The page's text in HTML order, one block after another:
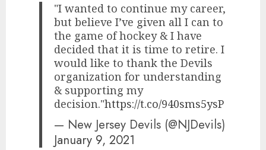
"I wanted to continue my career,
but believe I’ve given all I can to
the game of hockey & I have
decided that it is time to retire. I
would like to thank the Devils
organization for understanding
& supporting my
decision."https://t.co/940sms5ysP
— New Jersey Devils (@NJDevils)
January 9, 2021